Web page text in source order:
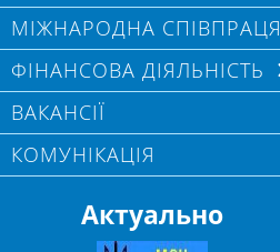
МІЖНАРОДНА СПІВПРАЦЯ
ФІНАНСОВА ДІЯЛЬНІСТЬ
ВАКАНСІЇ
КОМУНІКАЦІЯ
Актуально